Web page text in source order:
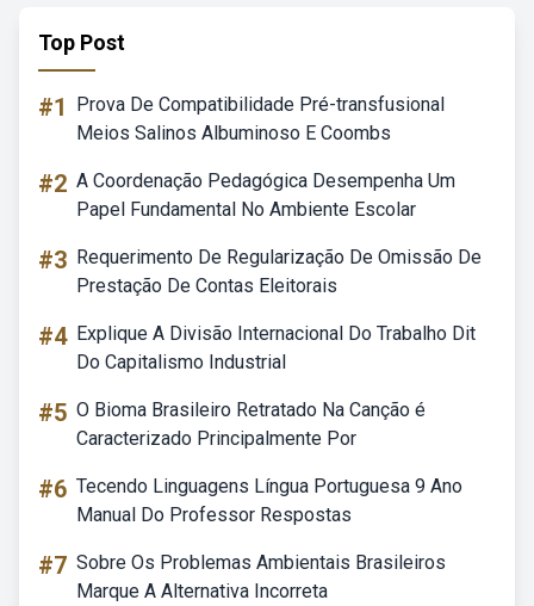
Top Post
#1
Prova De Compatibilidade Pré-transfusional
Meios Salinos Albuminoso E Coombs
#2 A Coordenação Pedagógica Desempenha Um
Papel Fundamental No Ambiente Escolar
#3 Requerimento De Regularização De Omissão De
Prestação De Contas Eleitorais
#4 Explique A Divisão Internacional Do Trabalho Dit
Do Capitalismo Industrial
#5 O Bioma Brasileiro Retratado Na Canção é
Caracterizado Principalmente Por
#6 Tecendo Linguagens Língua Portuguesa 9 Ano
Manual Do Professor Respostas
#7 Sobre Os Problemas Ambientais Brasileiros
Marque A Alternativa Incorreta